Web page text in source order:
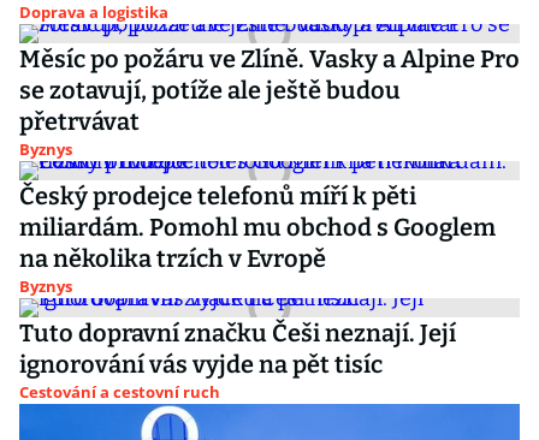
Doprava a logistika
Měsíc po požáru ve Zlíně. Vasky a Alpine Pro
se zotavují, potíže ale ještě budou
přetrvávat
Byznys
Český prodejce telefonů míří k pěti
miliardám. Pomohl mu obchod s Googlem
na několika trzích v Evropě
Byznys
Tuto dopravní značku Češi neznají. Její
ignorování vás vyjde na pět tisíc
Cestování a cestovní ruch